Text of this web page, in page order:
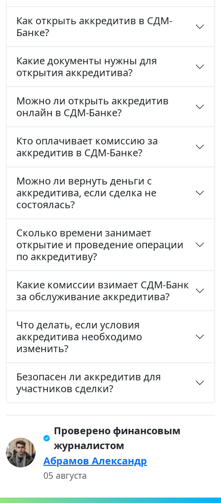
Как открыть аккредитив в СДМ-
Банке?
Какие документы нужны для
открытия аккредитива?
Можно ли открыть аккредитив
онлайн в СДМ-Банке?
Кто оплачивает комиссию за
аккредитив в СДМ-Банке?
Можно ли вернуть деньги с
аккредитива, если сделка не
состоялась?
Сколько времени занимает
открытие и проведение операции
по аккредитиву?
Какие комиссии взимает СДМ-Банк
за обслуживание аккредитива?
Что делать, если условия
аккредитива необходимо
изменить?
Безопасен ли аккредитив для
участников сделки?
Проверено финансовым
журналистом
Абрамов Александр
05 августа